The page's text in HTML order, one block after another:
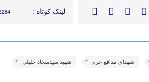
لینک کوتاه :
شهدای مدافع حرم شهید سیدسجاد خلیلی